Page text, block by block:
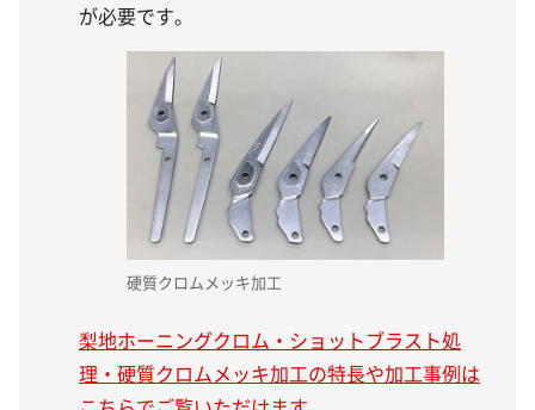
が必要です。
硬質クロムメッキ加工
梨地ホーニングクロム・ショットブラスト処
理・硬質クロムメッキ加工の特長や加工事例は